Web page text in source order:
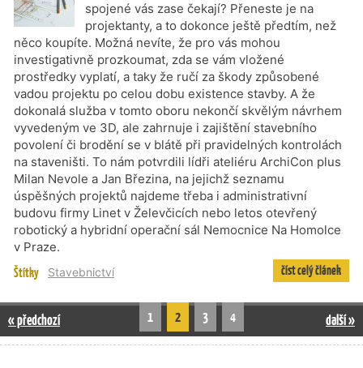
spojené vás zase čekají? Přeneste je na
projektanty, a to dokonce ještě předtím, než
něco koupíte. Možná nevíte, že pro vás mohou
investigativně prozkoumat, zda se vám vložené
prostředky vyplatí, a taky že ručí za škody způsobené
vadou projektu po celou dobu existence stavby. A že
dokonalá služba v tomto oboru nekončí skvělým návrhem
vyvedeným ve 3D, ale zahrnuje i zajištění stavebního
povolení či brodění se v blátě při pravidelných kontrolách
na staveništi. To nám potvrdili lídři ateliéru ArchiCon plus
Milan Nevole a Jan Březina, na jejichž seznamu
úspěšných projektů najdeme třeba i administrativní
budovu firmy Linet v Želevčicích nebo letos otevřený
robotický a hybridní operační sál Nemocnice Na Homolce
v Praze.
Štítky Stavebnictví číst celý článek
« předchozí 1 2 3 4 další »